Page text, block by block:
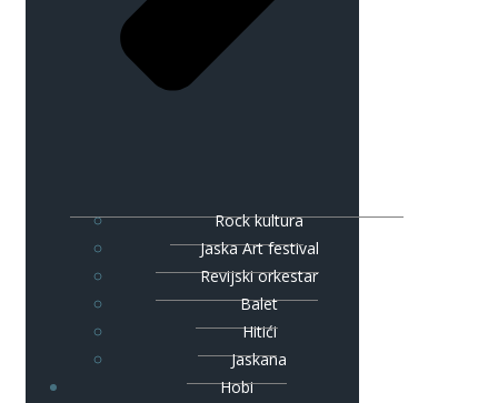
Rock kultura
Jaska Art festival
Revijski orkestar
Balet
Hitići
Jaskana
Hobi